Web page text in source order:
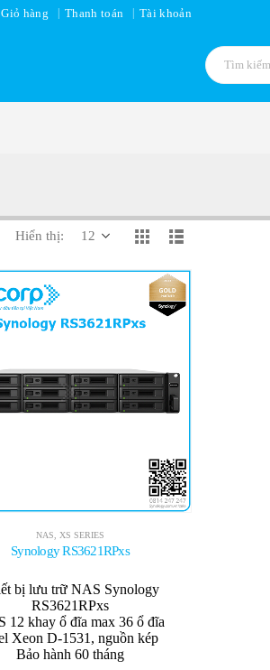
Giỏ hàng Thanh toán Tài khoản
Hiển thị:
NAS XS SERIES
Synology RS3621RPxs
bị lưu trữ NAS Synology
RS3621RPxs
12 khay ổ đĩa max 36 ổ đĩa
Xeon D-1531, nguồn kép
Bảo hành 60 tháng